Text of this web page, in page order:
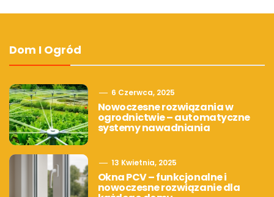
Dom I Ogród
6 Czerwca, 2025
Nowoczesne rozwiązania w
ogrodnictwie – automatyczne
systemy nawadniania
13 Kwietnia, 2025
Okna PCV – funkcjonalne i
nowoczesne rozwiązanie dla